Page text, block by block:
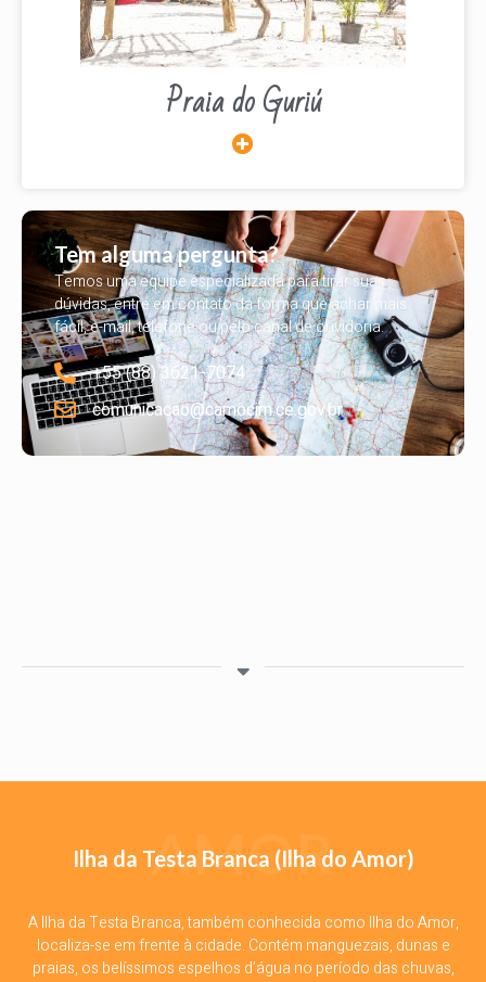
Praia do Guriú
Tem alguma pergunta?
Temos uma equipe especializada para tirar suas
dúvidas, entre em contato da forma que achar mais
fácil, e-mail, telefone ou pelo canal de ouvidoria.
+55 (88) 3621-7074
comunicacao@camocim.ce.gov.br
AMOR
Ilha da Testa Branca (Ilha do Amor)
A Ilha da Testa Branca, também conhecida como Ilha do Amor,
localiza-se em frente à cidade. Contém manguezais, dunas e
praias, os belíssimos espelhos d’água no período das chuvas,